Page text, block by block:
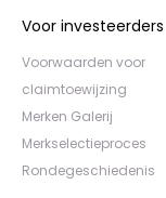
Voor investeerders
Voorwaarden voor
claimtoewijzing
Merken Galerij
Merkselectieproces
Rondegeschiedenis